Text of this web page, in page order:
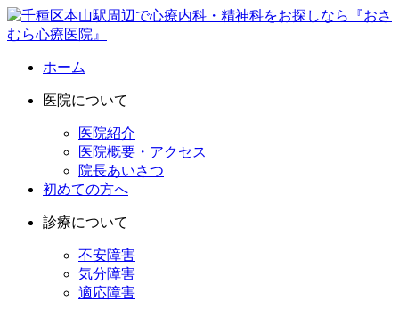
ホーム
医院について
医院紹介
医院概要・アクセス
院長あいさつ
初めての方へ
診療について
不安障害
気分障害
適応障害